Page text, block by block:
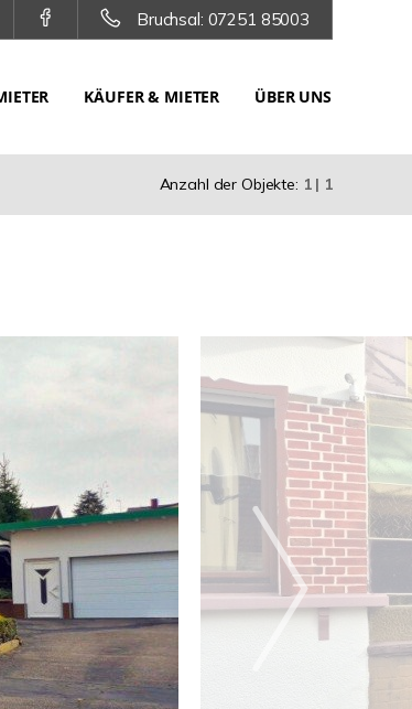
Bruchsal: 07251 85003
KÄUFER & MIETER ÜBER UNS
Anzahl der Objekte: 1 | 1